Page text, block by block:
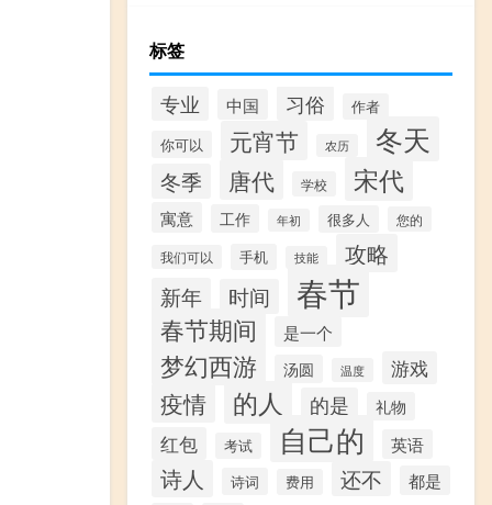
标签
专业 中国 习俗 作者
你可以 元宵节 农历 冬天
冬季 唐代 学校 宋代
寓意 工作 年初 很多人 您的
我们可以 手机 技能 攻略
新年 时间 春节
春节期间 是一个
梦幻西游 汤圆 温度 游戏
疫情 的人 的是 礼物
红包 考试 自己的 英语
诗人 诗词 费用 还不 都是